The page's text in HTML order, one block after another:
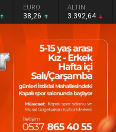
EURO
38,26
ALTIN
3.392,64